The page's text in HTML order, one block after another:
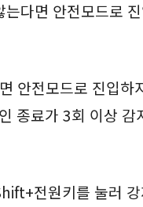
다면 안전모드로
안전모드로 진입하
종료가 3회 이상
전원키를 눌러